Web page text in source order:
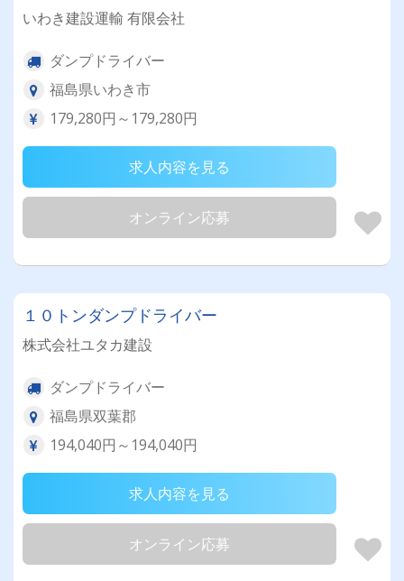
いわき建設運輸 有限会社
ダンプドライバー
福島県いわき市
179,280円～179,280円
求人内容を見る
オンライン応募
１０トンダンプドライバー
株式会社ユタカ建設
ダンプドライバー
福島県双葉郡
194,040円～194,040円
求人内容を見る
オンライン応募